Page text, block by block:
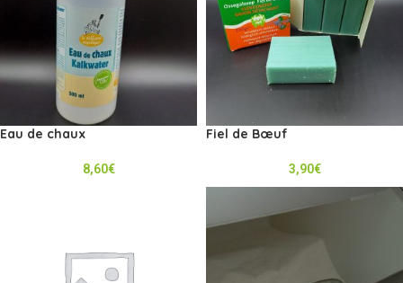
Eau de chaux
8,60€
Fiel de Bœuf
3,90€